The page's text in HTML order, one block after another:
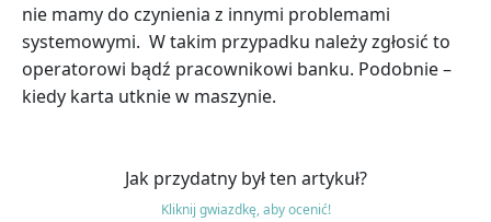
nie mamy do czynienia z innymi problemami
systemowymi. W takim przypadku należy zgłosić to
operatorowi bądź pracownikowi banku. Podobnie –
kiedy karta utknie w maszynie.
Jak przydatny był ten artykuł?
Kliknij gwiazdkę, aby ocenić!